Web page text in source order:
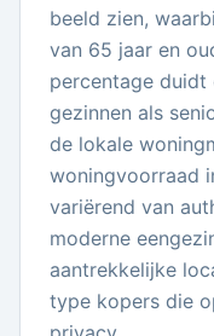
beeld zien,
van 65 jaar en
percentage
gezinnen als
de lokale
woningvoorraad
variërend van
moderne
aantrekkelijke
type kopers die